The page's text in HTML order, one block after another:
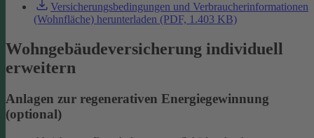
Versicherungsbedingungen und Verbraucherinformationen
(Wohnfläche) herunterladen (PDF, 1.403 KB)
Wohngebäudeversicherung individuell
erweitern
Anlagen zur regenerativen Energiegewinnung
(optional)